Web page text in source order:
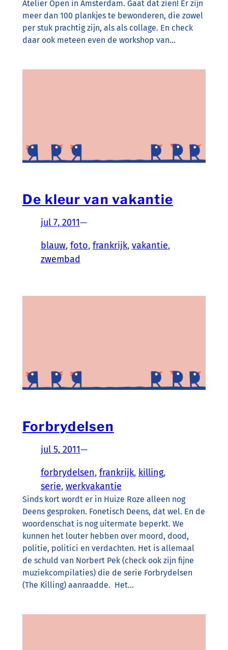
Atelier Open in Amsterdam. Gaat dat zien! Er zijn
meer dan 100 plankjes te bewonderen, die zowel
per stuk prachtig zijn, als als collage. En check
daar ook meteen even de workshop van…
De kleur van vakantie
jul 7, 2011—
blauw, foto, frankrijk, vakantie ,
zwembad
Forbrydelsen
jul 5, 2011—
forbrydelsen, frankrijk, killing,
serie, werkvakantie
Sinds kort wordt er in Huize Roze alleen nog
Deens gesproken. Fonetisch Deens, dat wel. En de
woordenschat is nog uitermate beperkt. We
kunnen het louter hebben over moord, dood,
politie, politici en verdachten. Het is allemaal
de schuld van Norbert Pek (check ook zijn fijne
muziekcompilaties) die de serie Forbrydelsen
(The Killing) aanraadde. Het…